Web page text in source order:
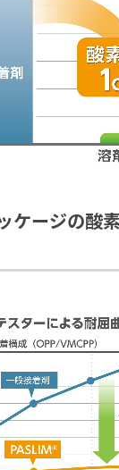
ケージの酸